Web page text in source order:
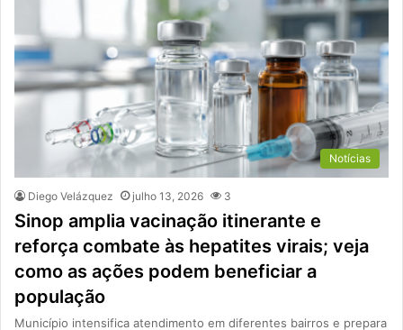
Notícias
Diego Velázquez julho 13, 2026 3
Sinop amplia vacinação itinerante e
reforça combate às hepatites virais; veja
como as ações podem beneficiar a
população
Município intensifica atendimento em diferentes bairros e prepara